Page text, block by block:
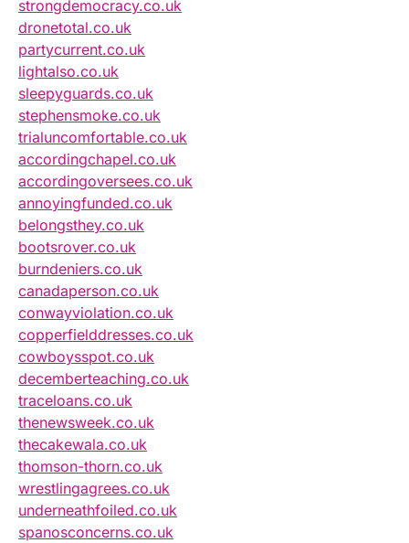
strongdemocracy.co.uk
dronetotal.co.uk
partycurrent.co.uk
lightalso.co.uk
sleepyguards.co.uk
stephensmoke.co.uk
trialuncomfortable.co.uk
accordingchapel.co.uk
accordingoversees.co.uk
annoyingfunded.co.uk
belongsthey.co.uk
bootsrover.co.uk
burndeniers.co.uk
canadaperson.co.uk
conwayviolation.co.uk
copperfielddresses.co.uk
cowboysspot.co.uk
decemberteaching.co.uk
traceloans.co.uk
thenewsweek.co.uk
thecakewala.co.uk
thomson-thorn.co.uk
wrestlingagrees.co.uk
underneathfoiled.co.uk
spanosconcerns.co.uk